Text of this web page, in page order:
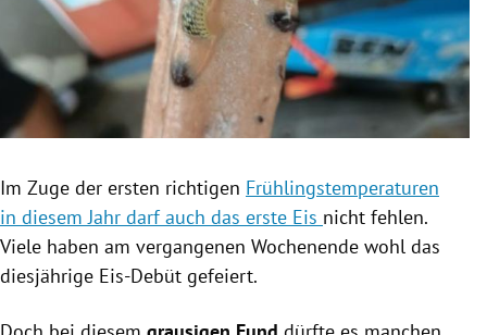
Untermenü
Untermenü
Untermenü
Untermenü
Im Zuge der ersten richtigen Frühlingstemperaturen
in diesem Jahr darf auch das erste Eis nicht fehlen.
Viele haben am vergangenen Wochenende wohl das
diesjährige Eis-Debüt gefeiert.